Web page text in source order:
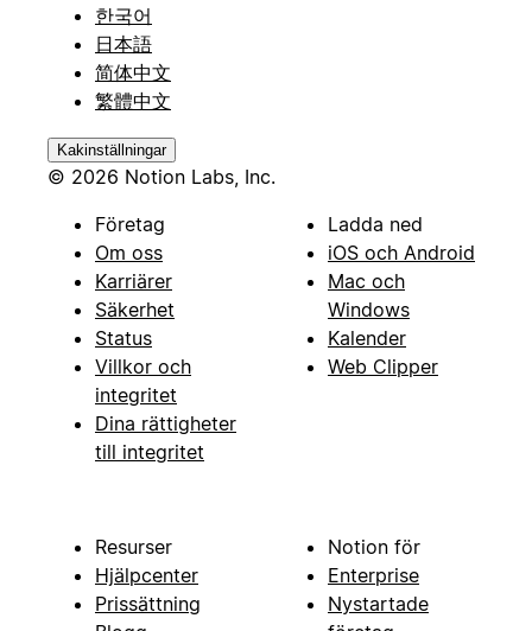
한국어
日本語
简体中文
繁體中文
Kakinställningar
© 2026 Notion Labs, Inc.
Företag
Om oss
Karriärer
Säkerhet
Status
Villkor och
integritet
Dina rättigheter
till integritet
Ladda ned
iOS och Android
Mac och
Windows
Kalender
Web Clipper
Resurser
Hjälpcenter
Prissättning
Notion för
Enterprise
Nystartade